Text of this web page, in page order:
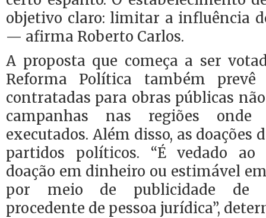
objetivo claro: limitar a influência
— afirma Roberto Carlos.
A proposta que começa a ser
Reforma Política também prevê
contratadas para obras públicas
campanhas nas regiões
executados. Além disso, as doações
partidos políticos. “É vedado ao
doação em dinheiro ou estimável
por meio de publicidade de
procedente de pessoa jurídica”,